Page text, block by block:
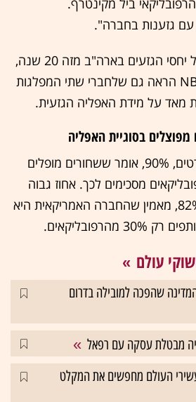
ביל מקינטרף.
גזענות בחברה".
במבט העמוק ביותר על יחסי הגזעים בארה"ב מזה 20 שנה,
הסקר של הג'ורנל ו-NBC הראה גם שלחברי שתי המפלגות
מאד על מידת האפליה הגזעית.
מפוצלים בסוגיית האפליה
רוב מכריע של הדמוקרטים, 90%, אומר ששחורים מופלים
26% מהרפובליקאים מסכימים לכך. אחוז גבוה
דומה של דמוקרטים, 82%, מאמין שהחברה האמריקאית היא
עולם
שהפכה למובילה בדרום
מבטלת עסקה עם רפאל
העולם מחפשים את המקלט